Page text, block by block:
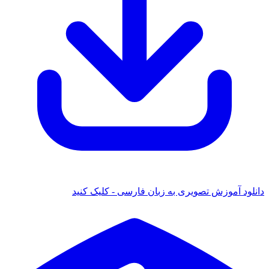
آموزش تصویری به زبان فارسی - کلیک کنید